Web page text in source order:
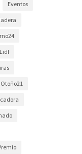
Eventos
Otoño21